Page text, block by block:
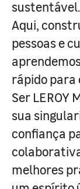
sustentável.
Aqui,
pessoas e
rápido para
Ser LEROY
sua
confiança
melhores